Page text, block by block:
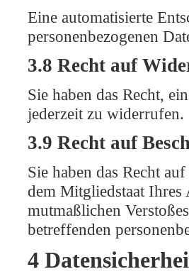
Eine automatisierte
personenbezogenen
3.8 Recht auf
Sie haben das Recht,
jederzeit zu widerrufen.
3.9 Recht auf
Sie haben das Recht
dem Mitgliedstaat Ihres
mutmaßlichen
betreffenden
4